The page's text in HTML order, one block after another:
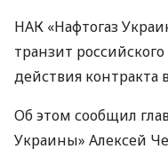
НАК «Нафтогаз
транзит
действия контракта
Об этом сообщил
Украины» Алексей